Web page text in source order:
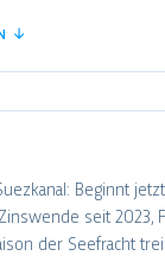
↓
Beginnt
seit 2023,
der Seefracht